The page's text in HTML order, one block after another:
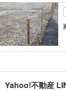
Yahoo!不動産